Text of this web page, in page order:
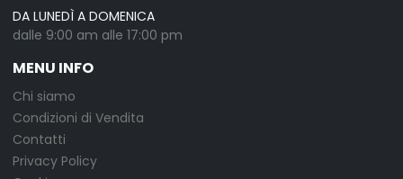
DA LUNEDÌ A DOMENICA
dalle 9:00 am alle 17:00 pm
MENU INFO
Chi siamo
Condizioni di Vendita
Contatti
Privacy Policy